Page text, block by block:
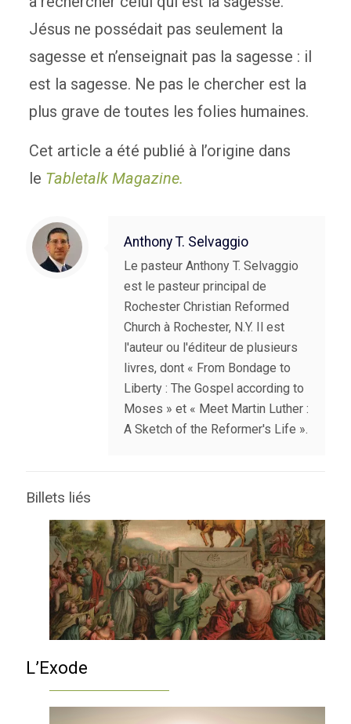
Jésus ne possédait pas seulement la
sagesse et n’enseignait pas la sagesse : il
est la sagesse. Ne pas le chercher est la
plus grave de toutes les folies humaines.
Cet article a été publié à l’origine dans
le Tabletalk Magazine.
Anthony T. Selvaggio
Le pasteur Anthony T. Selvaggio
est le pasteur principal de
Rochester Christian Reformed
Church à Rochester, N.Y. Il est
l'auteur ou l'éditeur de plusieurs
livres, dont « From Bondage to
Liberty : The Gospel according to
Moses » et « Meet Martin Luther :
A Sketch of the Reformer's Life ».
Billets liés
L’Exode